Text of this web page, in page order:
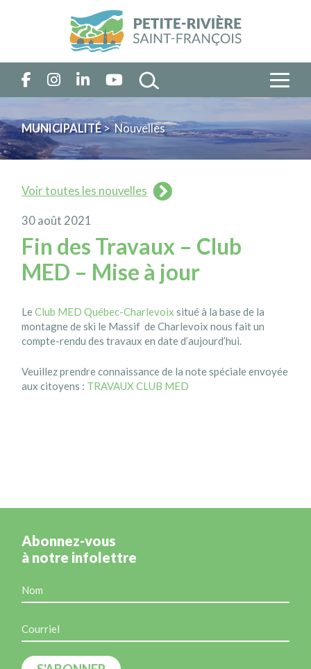
MUNICIPALITÉ> Nouvelles
Voir toutes les nouvelles
30 août 2021
Fin des Travaux – Club
MED – Mise à jour
LeClub MED Québec-Charlevoix situé à la base de la
montagne de ski le Massif de Charlevoix nous fait un
compte-rendu des travaux en date d’aujourd’hui.
Veuillez prendre connaissance de la note spéciale envoyée
aux citoyens : TRAVAUX CLUB MED
Abonnez-vous
à notre infolettre